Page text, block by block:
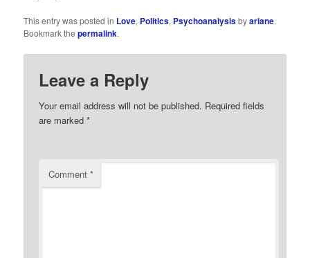
This entry was posted in Love, Politics, Psychoanalysisbyariane.
Bookmark thepermalink.
Leave a Reply
Your email address will not be published. Required fields
are marked*
Comment*